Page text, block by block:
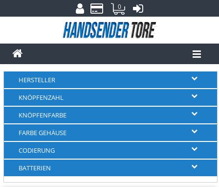
0
HERSTELLER
KNÖPFENZAHL
KNÖPFENFARBE
FARBE GEHÄUSE
CODIERUNG
BATTERIEN